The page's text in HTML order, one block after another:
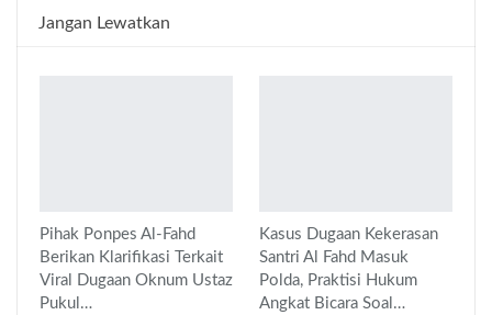
Jangan Lewatkan
Pihak Ponpes Al-Fahd
Berikan Klarifikasi Terkait
Viral Dugaan Oknum Ustaz
Pukul…
Kasus Dugaan Kekerasan
Santri Al Fahd Masuk
Polda, Praktisi Hukum
Angkat Bicara Soal…